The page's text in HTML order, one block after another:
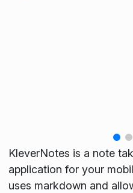
KleverNotes is a note
application for your
uses markdown and